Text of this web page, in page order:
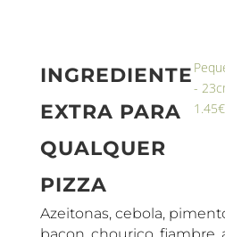
INGREDIENTE
EXTRA PARA
QUALQUER
PIZZA
-
1.45€
Azeitonas, cebola,